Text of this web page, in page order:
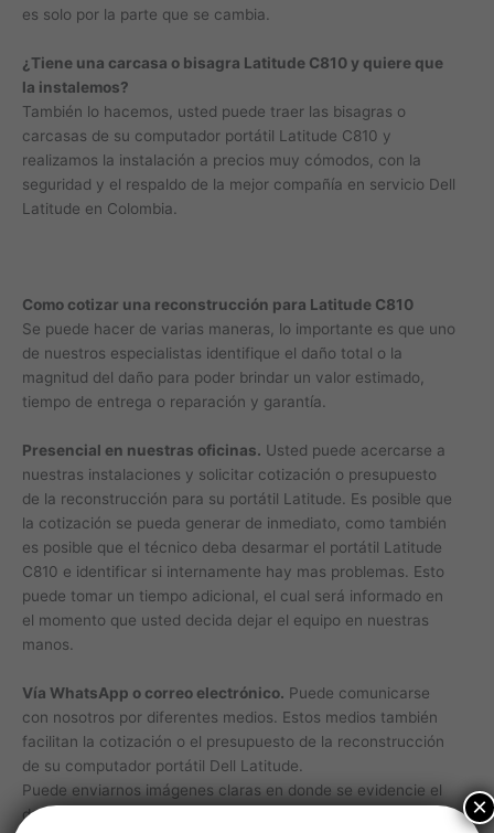
es solo por la parte que se cambia.
¿Tiene una carcasa o bisagra Latitude C810 y quiere que
la instalemos?
También lo hacemos, usted puede traer las bisagras o
carcasas de su computador portátil Latitude C810 y
realizamos la instalación a precios muy cómodos, con la
seguridad y el respaldo de la mejor compañía en servicio Dell
Latitude en Colombia.
Como cotizar una reconstrucción para Latitude C810
Se puede hacer de varias maneras, lo importante es que uno
de nuestros especialistas identifique el daño total o la
magnitud del daño para poder brindar un valor estimado,
tiempo de entrega o reparación y garantía.
Presencial en nuestras oficinas. Usted puede acercarse a
nuestras instalaciones y solicitar cotización o presupuesto
de la reconstrucción para su portátil Latitude. Es posible que
la cotización se pueda generar de inmediato, como también
es posible que el técnico deba desarmar el portátil Latitude
C810 e identificar si internamente hay mas problemas. Esto
puede tomar un tiempo adicional, el cual será informado en
el momento que usted decida dejar el equipo en nuestras
manos.
Vía WhatsApp o correo electrónico. Puede comunicarse
con nosotros por diferentes medios. Estos medios también
facilitan la cotización o el presupuesto de la reconstrucción
de su computador portátil Dell Latitude.
Puede enviarnos imágenes claras en donde se evidencie el
daño que desea reparar por medio de WhatsApp o correo
×